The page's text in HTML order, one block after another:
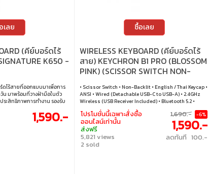
เลย
(คีย์บอร์ดไร้
K650 -
ดไร้สายที่ออกแบบมาเพื่อการ
น มาพร้อมที่วางฝ่ามือในตัว
ะสิทธิภาพการทำงาน รองรับ
รองรับหลายแพลตฟอร์ม เช่น
ละ Android แบตเตอรี่ใช้งาน
น์กันน้ำหกใส่ ช่วยให้มั่นใจใน
1,590.-
ซื้อเลย
WIRELESS KEYBOARD (คีย์บอร์ดไร้
สาย) KEYCHRON B1 PRO (BLOSSOM
PINK) (SCISSOR SWITCH NON-
• Scissor Switch • Non-Backlit • English / Thai Keycap •
ANSI • Wired (Detachable USB-C to USB-A) • 2.4GHz
Wireless (USB Receiver Included) • Bluetooth 5.2 •
Windows / macOS / Linux
โปรโมชั่นนี้เฉพาะสั่งซื้อ
ออนไลน์เท่านั้น
ส่งฟรี
5,821 views
2 sold
1,690.- -6%
1,590.-
ลดทันที 100.-